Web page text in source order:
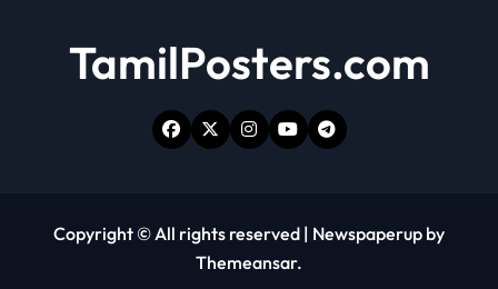
TamilPosters.com
Copyright © All rights reserved | Newspaperup by
Themeansar.